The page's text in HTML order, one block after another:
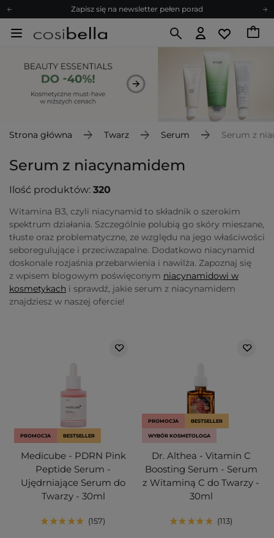
Zapisz się na newsletter pełen porad
Bezpłatne konsultacje kosmetologiczne
Poleć nas i zyskaj jeszcze więcej punktów
Zapisz się na newsletter pełen porad
Strona główna Twarz Serum Serum z
Serum z niacynamidem
Ilość produktów: 320
Witamina B3, czyli niacynamid to składnik o szerokim
spektrum działania. Szczególnie polubią go skóry mieszane,
tłuste oraz problematyczne, ze względu na jego właściwości
seboregulujące i przeciwzapalne. Dodatkowo niacynamid
doskonale rozjaśnia przebarwienia i nawilża. Zapoznaj się
z wpisem blogowym poświęconym niacynamidowi w
kosmetykach i sprawdź, jakie serum z niacynamidem
znajdziesz w naszej ofercie!
PROMOCJA BESTSELLER
Medicube - PDRN Pink
Peptide Serum -
Ujędrniające Serum do
Twarzy - 30ml
157
PROMOCJA BESTSELLER
WYBÓR KOSMETOLOGA
Dr. Althea - Vitamin C
Boosting Serum - Serum
z Witaminą C do Twarzy -
30ml
113